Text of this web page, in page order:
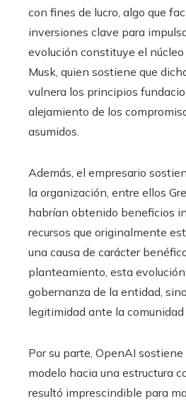
con fines de lucro, algo que
inversiones clave para
evolución constituye el
Musk, quien sostiene que
vulnera los principios
alejamiento de los
asumidos.
Además, el empresario
la organización, entre ellos
habrían obtenido beneficios
recursos que originalmente
una causa de carácter
planteamiento, esta
gobernanza de la entidad,
legitimidad ante la
Por su parte, OpenAI
modelo hacia una estructura
resultó imprescindible para